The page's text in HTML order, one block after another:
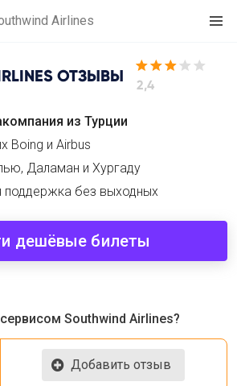
Airlines
ОТЗЫВЫ 2,4
из Турции
Boing и Airbus
Даламан и Хургаду
поддержка без выходных
дешёвые билеты
Southwind Airlines?
Добавить отзыв